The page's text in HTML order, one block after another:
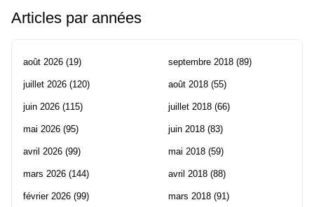
Articles par années
août 2026 (19)
juillet 2026 (120)
juin 2026 (115)
mai 2026 (95)
avril 2026 (99)
mars 2026 (144)
février 2026 (99)
septembre 2018 (89)
août 2018 (55)
juillet 2018 (66)
juin 2018 (83)
mai 2018 (59)
avril 2018 (88)
mars 2018 (91)